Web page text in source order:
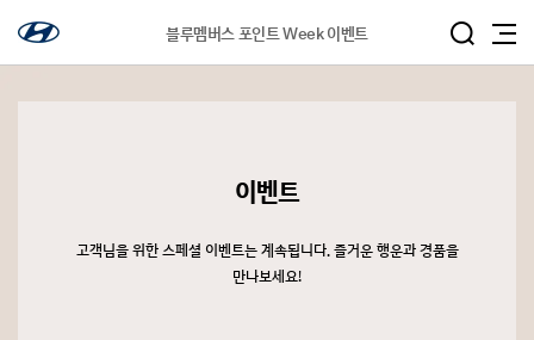
블루멤버스 포인트 Week 이벤트
이벤트
고객님을 위한 스페셜 이벤트는 계속됩니다. 즐거운 행운과 경품을
만나보세요!